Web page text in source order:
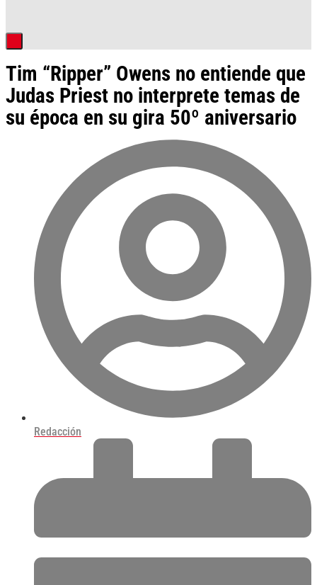
Tim “Ripper” Owens no entiende que
Judas Priest no interprete temas de
su época en su gira 50º aniversario
Redacción